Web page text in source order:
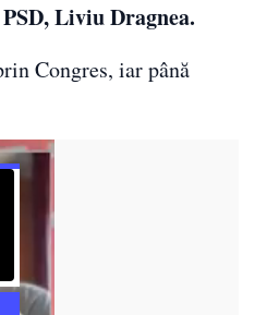
Liviu Dragnea.
Congres, iar până